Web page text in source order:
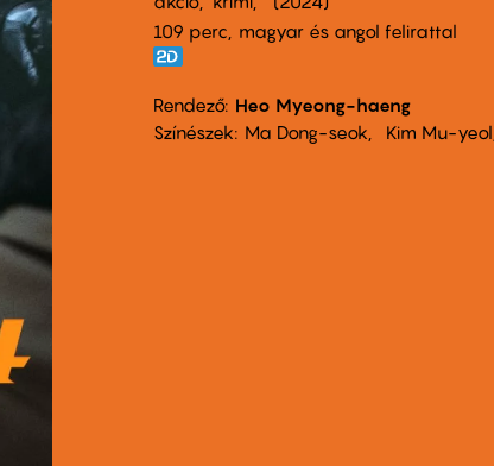
109 perc,
magyar és angol felirattal
Rendező Heo Myeong-haeng
Színészek
Ma Dong-seok Kim Mu-yeol